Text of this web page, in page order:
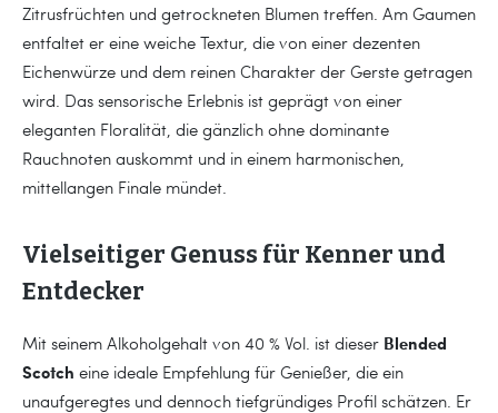
Zitrusfrüchten und getrockneten Blumen treffen. Am Gaumen
entfaltet er eine weiche Textur, die von einer dezenten
Eichenwürze und dem reinen Charakter der Gerste getragen
wird. Das sensorische Erlebnis ist geprägt von einer
eleganten Floralität, die gänzlich ohne dominante
Rauchnoten auskommt und in einem harmonischen,
mittellangen Finale mündet.
Vielseitiger Genuss für Kenner und
Entdecker
Mit seinem Alkoholgehalt von 40 % Vol. ist dieser Blended
Scotch eine ideale Empfehlung für Genießer, die ein
unaufgeregtes und dennoch tiefgründiges Profil schätzen. Er